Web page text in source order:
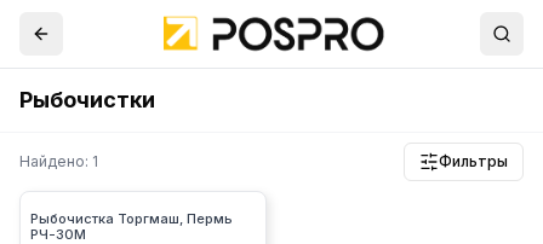
Рыбочистки
Найдено: 1 Фильтры
Рыбочистка Торгмаш, Пермь
РЧ-30М